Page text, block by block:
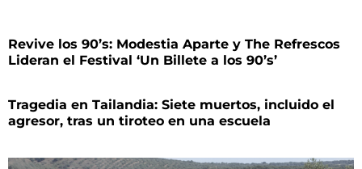
Revive los 90’s: Modestia Aparte y The Refrescos
Lideran el Festival ‘Un Billete a los 90’s’
Tragedia en Tailandia: Siete muertos, incluido el
agresor, tras un tiroteo en una escuela